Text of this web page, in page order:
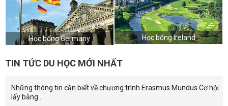
Học bổng Germany Học bổng Ireland
TIN TỨC DU HỌC MỚI NHẤT
Những thông tin cần biết về chương trình Erasmus Mundus Cơ hội
lấy bằng...